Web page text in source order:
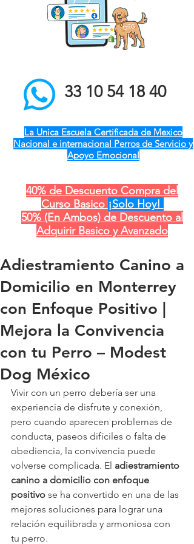
el mejor entrenador de
perros a domicilio qro ver
pue gdl cdmx mty cdmx
modest dog adiestramiento
33 10 54 18 40
La Unica Escuela Certificada de Mexico
Nacional e internacional Perros de Servicio y
Apoyo Emocional
40% de Descuento Compra del
Curso Basico ¡Solo Hoy!
50% (En Ambos) de Descuento al
Adquirir Basico y Avanzado
Adiestramiento Canino a
Domicilio en Monterrey
con Enfoque Positivo |
Mejora la Convivencia
con tu Perro – Modest
Dog México
Vivir con un perro debería ser una
experiencia de disfrute y conexión,
pero cuando aparecen problemas de
conducta, paseos difíciles o falta de
obediencia, la convivencia puede
volverse complicada. El adiestramiento
canino a domicilio con enfoque
positivo se ha convertido en una de las
mejores soluciones para lograr una
relación equilibrada y armoniosa con
tu perro.